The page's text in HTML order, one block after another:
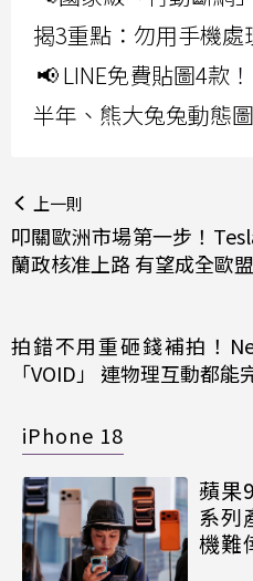
揭3重點：勿用手機處
📢 LINE免費貼圖4款
半年、熊大兔兔動態
上一則
叩關歐洲市場第一步！
蘭政核准上路 有望成全歐
拍錯不用重砸錢補拍！
「VOID」 連物理互動都能
iPhone 18
蘋果
系列
機難